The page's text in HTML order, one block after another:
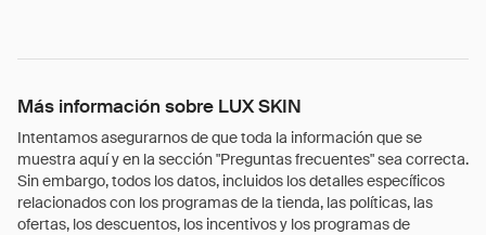
Más información sobre LUX SKIN
Intentamos asegurarnos de que toda la información que se
muestra aquí y en la sección "Preguntas frecuentes" sea correcta.
Sin embargo, todos los datos, incluidos los detalles específicos
relacionados con los programas de la tienda, las políticas, las
ofertas, los descuentos, los incentivos y los programas de